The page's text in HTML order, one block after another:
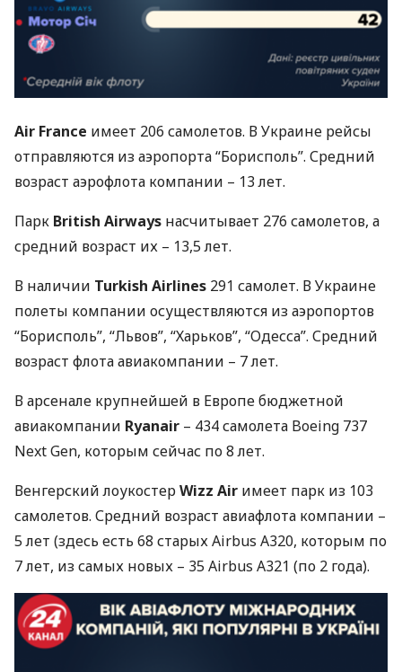
Air France имеет 206 самолетов. В Украине рейсы
отправляются из аэропорта “Борисполь”. Средний
возраст аэрофлота компании – 13 лет.
Парк British Airways насчитывает 276 самолетов, а
средний возраст их – 13,5 лет.
В наличии Turkish Airlines 291 самолет. В Украине
полеты компании осуществляются из аэропортов
“Борисполь”, “Львов”, “Харьков”, “Одесса”. Средний
возраст флота авиакомпании – 7 лет.
В арсенале крупнейшей в Европе бюджетной
авиакомпании Ryanair – 434 самолета Boeing 737
Next Gen, которым сейчас по 8 лет.
Венгерский лоукостерWizz Air имеет парк из 103
самолетов. Средний возраст авиафлота компании –
5 лет (здесь есть 68 старых Airbus A320, которым по
7 лет, из самых новых – 35 Airbus A321 (по 2 года).